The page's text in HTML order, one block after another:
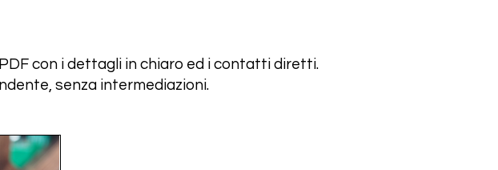
con i dettagli in chiaro ed i contatti diretti.
senza intermediazioni.